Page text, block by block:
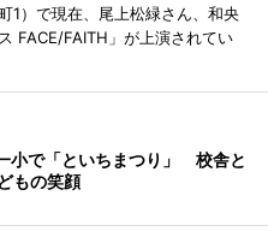
1）で現在、尾上松緑さん、和央
FACE/FAITH」が上演されてい
小で「といちまつり」 校舎と
もの笑顔